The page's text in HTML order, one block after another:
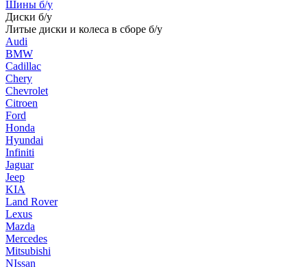
Шины б/у
Диски б/у
Литые диски и колеса в сборе б/у
Audi
BMW
Cadillac
Chery
Chevrolet
Citroen
Ford
Honda
Hyundai
Infiniti
Jaguar
Jeep
KIA
Land Rover
Lexus
Mazda
Mercedes
Mitsubishi
NIssan